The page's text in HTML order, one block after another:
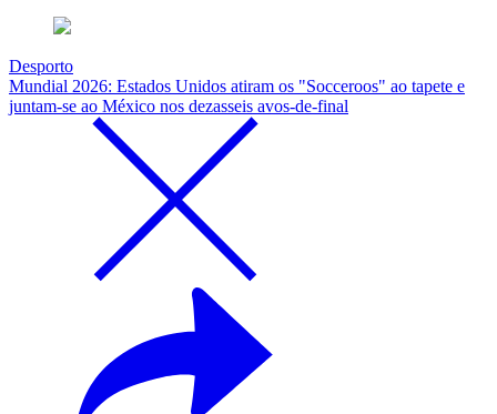
Desporto
Mundial 2026: Estados Unidos atiram os "Socceroos" ao tapete e
juntam-se ao México nos dezasseis avos-de-final